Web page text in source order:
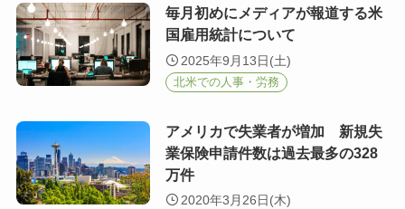
毎月初めにメディアが報道する米
国雇用統計について
2025年9月13日(土)
北米での人事・労務
アメリカで失業者が増加 新規失
業保険申請件数は過去最多の328
万件
2020年3月26日(木)